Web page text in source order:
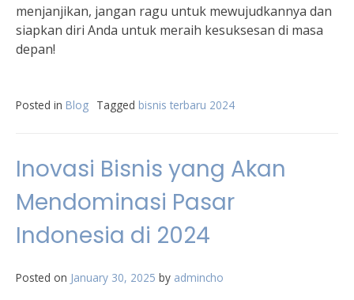
menjanjikan, jangan ragu untuk mewujudkannya dan
siapkan diri Anda untuk meraih kesuksesan di masa
depan!
Posted in Blog Tagged bisnis terbaru 2024
Inovasi Bisnis yang Akan
Mendominasi Pasar
Indonesia di 2024
Posted on January 30, 2025 by admincho